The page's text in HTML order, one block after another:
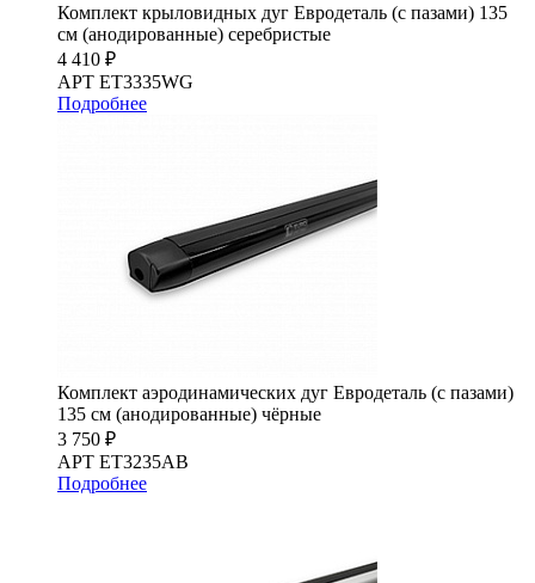
Комплект крыловидных дуг Евродеталь (с пазами) 135
см (анодированные) серебристые
4 410 ₽
АРТ ET3335WG
Подробнее
Комплект аэродинамических дуг Евродеталь (с пазами)
135 см (анодированные) чёрные
3 750 ₽
АРТ ET3235AB
Подробнее